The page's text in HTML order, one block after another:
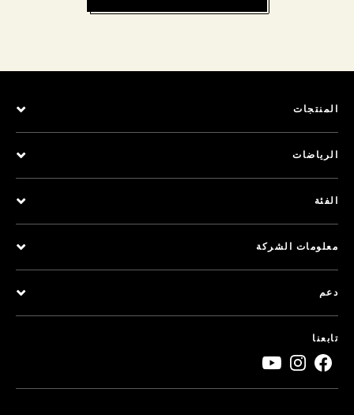
المنتجات
الرياضات
الفئة
معلومات الشركة
دعم
تابعنا